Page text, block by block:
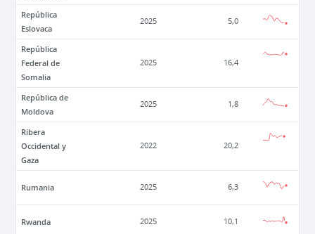
República
Eslovaca
2025 5,0
República
Federal de
Somalia
2025 16,4
República de
Moldova
2025 1,8
Ribera
Occidental y
Gaza
2022 20,2
Rumania 2025 6,3
Rwanda 2025 10,1